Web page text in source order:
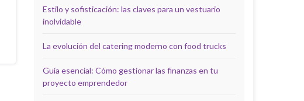
Estilo y sofisticación: las claves para un vestuario
inolvidable
La evolución del catering moderno con food trucks
Guía esencial: Cómo gestionar las finanzas en tu
proyecto emprendedor